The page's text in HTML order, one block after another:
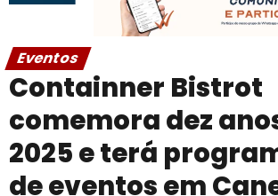
Eventos
Containner Bistrot
comemora dez
2025 e terá
de eventos em